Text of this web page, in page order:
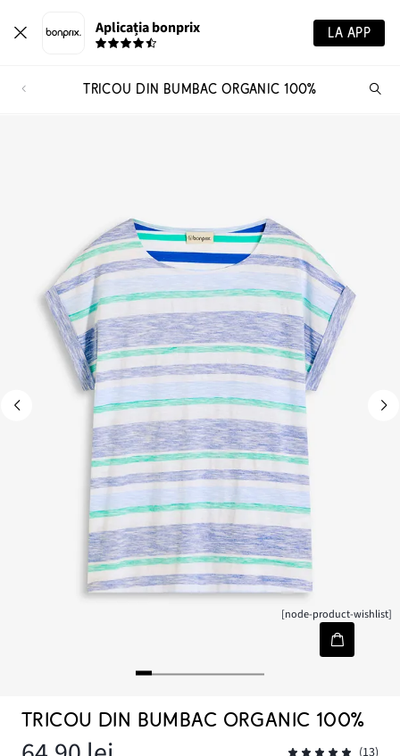
Aplicația bonprix LA APP
TRICOU DIN BUMBAC ORGANIC 100%
[node-product-wishlist]
TRICOU DIN BUMBAC ORGANIC 100%
(13)